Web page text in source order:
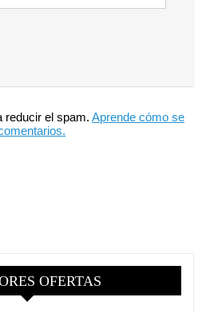
reducir el spam. Aprende cómo se
OFERTAS